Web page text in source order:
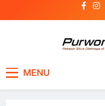
to
MENU